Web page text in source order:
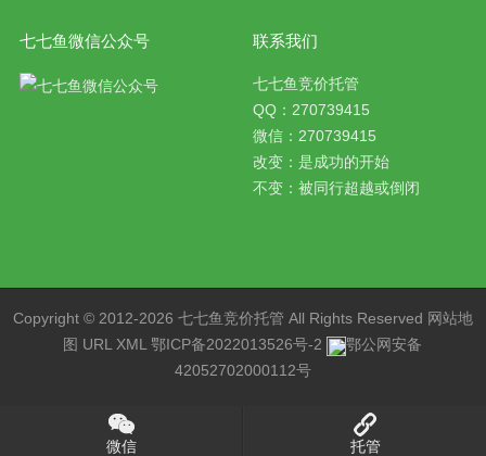
七七鱼微信公众号 联系我们
七七鱼竞价托管
QQ：270739415
微信：270739415
改变：是成功的开始
不变：被同行超越或倒闭
Copyright © 2012-2026 七七鱼竞价托管 All Rights Reserved 网站地
图 URL XML 鄂ICP备2022013526号-2
鄂公网安备
42052702000112号
微信 托管